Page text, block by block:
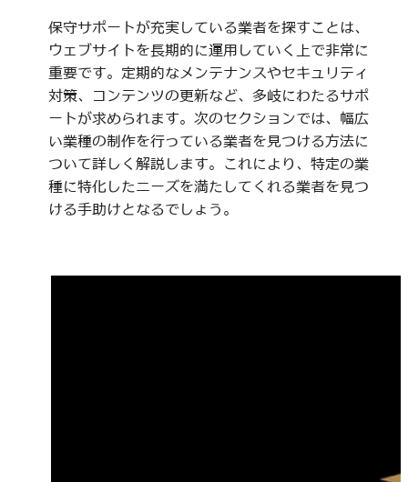
保守サポートが充実している業者を探すことは、
ウェブサイトを長期的に運用していく上で非常に
重要です。定期的なメンテナンスやセキュリティ
対策、コンテンツの更新など、多岐にわたるサポ
ートが求められます。次のセクションでは、幅広
い業種の制作を行っている業者を見つける方法に
ついて詳しく解説します。これにより、特定の業
種に特化したニーズを満たしてくれる業者を見つ
ける手助けとなるでしょう。